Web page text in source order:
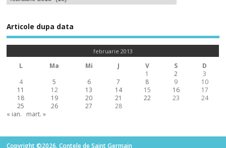
Articole dupa data
februarie 2013
L Ma Mi J V S
D
1
2
3
4
5 6 7 8 9
10
11
12 13 14 15 16
17
18
19 20 21 22 23
24
25
26 27
28
« ian.
mart. »
Copyright ©2026. Contele de Saint Germain